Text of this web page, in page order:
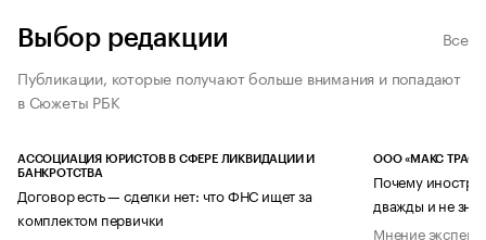
Выбор редакции
Все
Публикации, которые получают больше внимания и попадают
в Сюжеты РБК
АССОЦИАЦИЯ ЮРИСТОВ В СФЕРЕ ЛИКВИДАЦИИ И
БАНКРОТСТВА
Договор есть — сделки нет: что ФНС ищет за
комплектом первички
ООО «МАКС ТРАСТ»
Почему
дважды и не
Мнение